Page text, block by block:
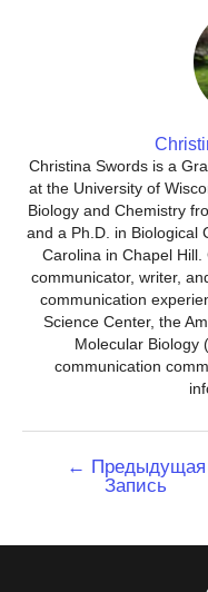
Christina Swords is a
at the University of
Biology and Chemistry
and a Ph.D. in Biological
Carolina in Chapel
communicator, writer,
communication
Science Center, the
Molecular Biology
communication
Навигация
← Предыдущая
Запись